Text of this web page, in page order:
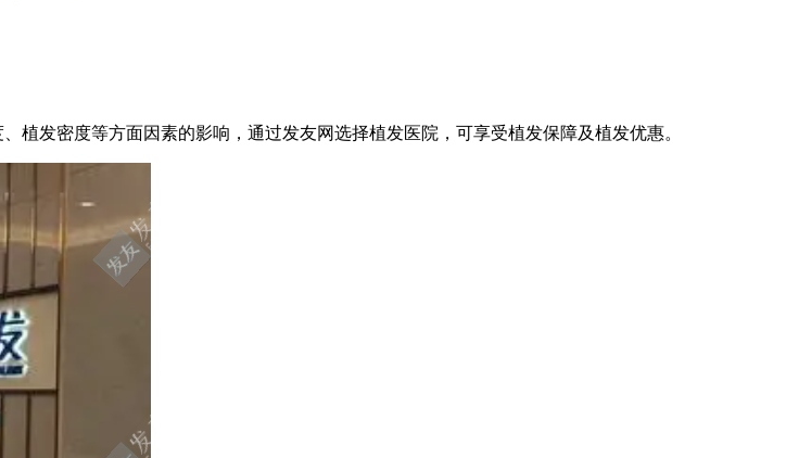
发密度等方面因素的影响，通过发友网选择植发医院，可享受植发保障及植发优惠。